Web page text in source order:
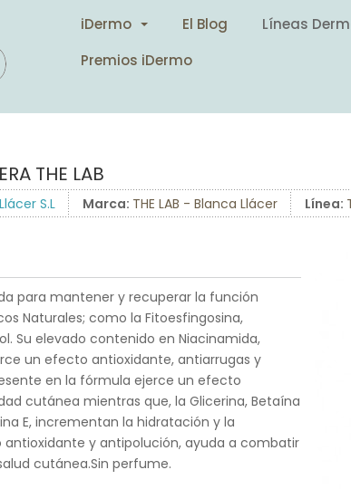
iDermo El Blog Líneas
Premios iDermo
THE LAB
S.L Marca: THE LAB - Blanca Llácer Línea:
para mantener y recuperar la función
Naturales; como la Fitoesfingosina,
Su elevado contenido en Niacinamida,
un efecto antioxidante, antiarrugas y
en la fórmula ejerce un efecto
cutánea mientras que, la Glicerina, Betaína
E, incrementan la hidratación y la
y antipolución, ayuda a combatir
cutánea.Sin perfume.